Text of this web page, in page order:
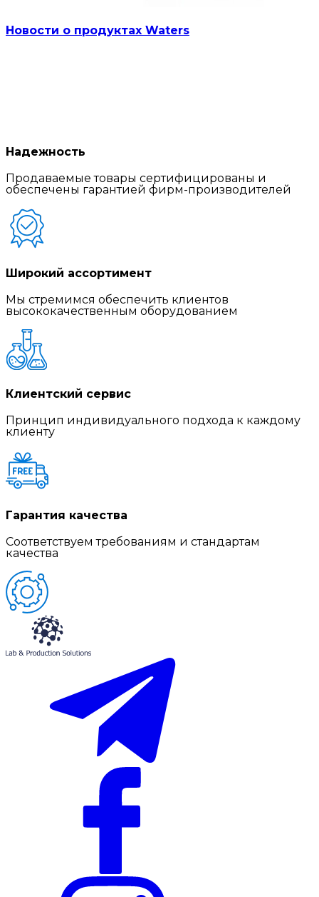
Новости о продуктах Waters
Надежность
Продаваемые товары сертифицированы и
обеспечены гарантией фирм-производителей
Широкий ассортимент
Мы стремимся обеспечить клиентов
высококачественным оборудованием
Клиентский сервис
Принцип индивидуального подхода к каждому
клиенту
Гарантия качества
Соответствуем требованиям и стандартам
качества